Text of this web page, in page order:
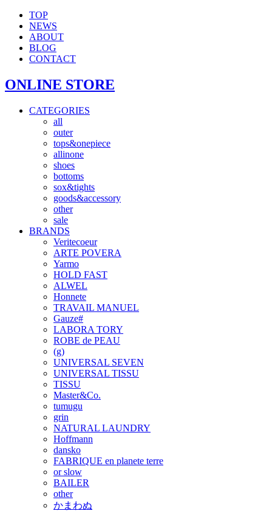
TOP
NEWS
ABOUT
BLOG
CONTACT
ONLINE STORE
CATEGORIES
all
outer
tops&onepiece
allinone
shoes
bottoms
sox&tights
goods&accessory
other
sale
BRANDS
Veritecoeur
ARTE POVERA
Yarmo
HOLD FAST
ALWEL
Honnete
TRAVAIL MANUEL
Gauze#
LABORA TORY
ROBE de PEAU
(g)
UNIVERSAL SEVEN
UNIVERSAL TISSU
TISSU
Master&Co.
tumugu
grin
NATURAL LAUNDRY
Hoffmann
dansko
FABRIQUE en planete terre
or slow
BAILER
other
かまわぬ